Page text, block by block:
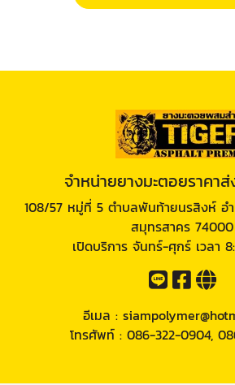
จำหน่ายยางมะตอยราคา
108/57 หมู่ที่ 5 ตำบลพันท้ายนรสิงห์ อำ
สมุทรสาคร 74000
เปิดบริการ จันทร์-ศุกร์ เวลา
อีเมล :
โทรศัพท์ : 086-322-0904,